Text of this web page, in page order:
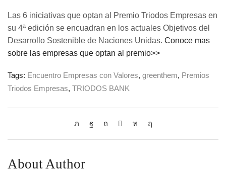
Las 6 iniciativas que optan al Premio Triodos Empresas en
su 4ª edición se encuadran en los actuales Objetivos del
Desarrollo Sostenible de Naciones Unidas. Conoce mas
sobre las empresas que optan al premio>>
Tags: Encuentro Empresas con Valores, greenthem, Premios
Triodos Empresas, TRIODOS BANK
About Author